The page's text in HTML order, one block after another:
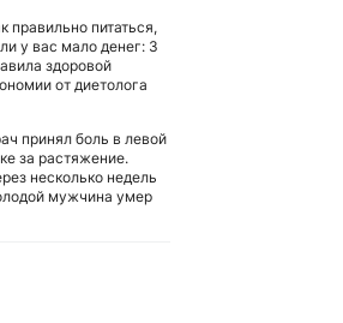
правильно питаться,
у вас мало денег: 3
здоровой
от диетолога
принял боль в левой
за растяжение.
несколько недель
мужчина умер